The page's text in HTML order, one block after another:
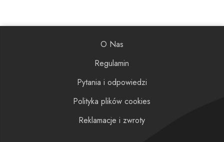
O Nas
Regulamin
Pytania i odpowiedzi
Polityka plików cookies
Reklamacje i zwroty